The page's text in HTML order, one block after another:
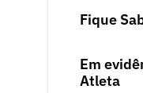
Fique
Em
Atleta